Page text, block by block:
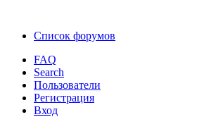
Список форумов
FAQ
Search
Пользователи
Регистрация
Вход